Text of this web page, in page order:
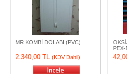
MR KOMBİ DOLABI (PVC)
2.340,00 TL (KDV Dahil)